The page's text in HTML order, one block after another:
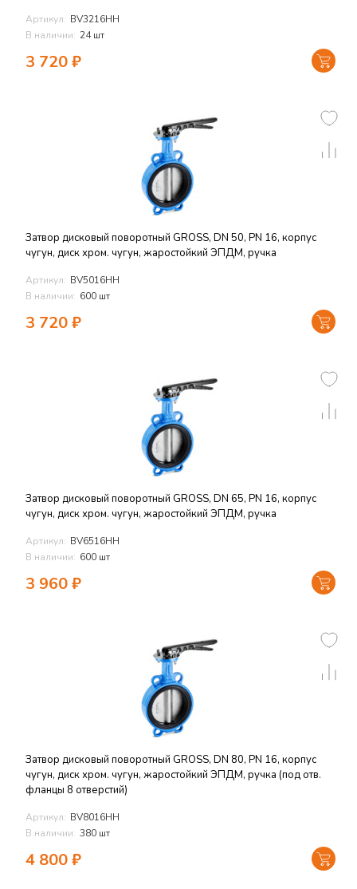
Артикул: BV3216HH
В наличии: 24 шт
3 720₽
Затвор дисковый поворотный GROSS, DN 50, PN 16, корпус
чугун, диск хром. чугун, жаростойкий ЭПДМ, ручка
Артикул: BV5016HH
В наличии: 600 шт
3 720₽
Затвор дисковый поворотный GROSS, DN 65, PN 16, корпус
чугун, диск хром. чугун, жаростойкий ЭПДМ, ручка
Артикул: BV6516HH
В наличии: 600 шт
3 960₽
Затвор дисковый поворотный GROSS, DN 80, PN 16, корпус
чугун, диск хром. чугун, жаростойкий ЭПДМ, ручка (под отв.
фланцы 8 отверстий)
Артикул: BV8016HH
В наличии: 380 шт
4 800₽